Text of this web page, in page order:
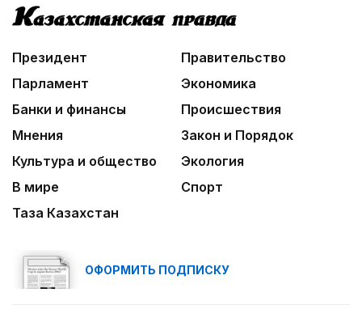
кассовым фильмом 2026 года
Леонардо Ди Каприо и глава Amazon
анонсировали совместный проект
Президент
Правительство
Парламент
Экономика
Банки и финансы
Происшествия
Мнения
Закон и Порядок
Культура и общество
Экология
В мире
Спорт
Таза Казахстан
ОФОРМИТЬ ПОДПИСКУ